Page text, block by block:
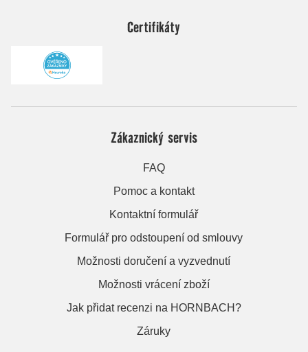
Certifikáty
Zákaznický servis
FAQ
Pomoc a kontakt
Kontaktní formulář
Formulář pro odstoupení od smlouvy
Možnosti doručení a vyzvednutí
Možnosti vrácení zboží
Jak přidat recenzi na HORNBACH?
Záruky